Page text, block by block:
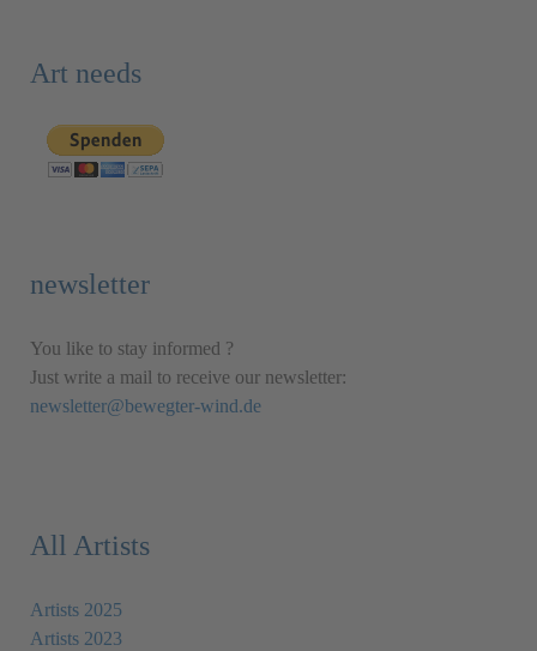
Art needs
newsletter
You like to stay informed ?
Just write a mail to receive our newsletter:
newsletter@bewegter-wind.de
All Artists
Artists 2025
Artists 2023